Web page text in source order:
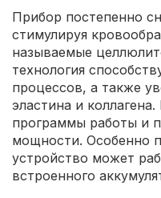
Прибор постепенно
стимулируя
называемые
технология
процессов, а также
эластина и
программы работы и
мощности. Особенно
устройство может
встроенного